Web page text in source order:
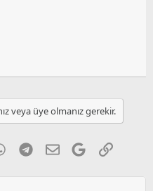
veya üye olmanız gerekir.
WhatsApp
Telegram
E-postaGoogleLink